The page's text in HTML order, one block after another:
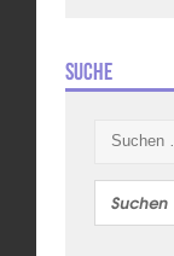
Suche
nach: